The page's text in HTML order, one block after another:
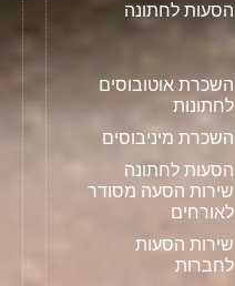
הסעות לחתונה
השכרת אוטובוסים
לחתונות
השכרת מיניבוסים
הסעות לחתונה
שירות הסעה מסודר
לאורחים
שירות הסעות
לחברות